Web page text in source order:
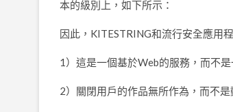
本的級別上，如下所示：
因此，KITESTRING和流行安全應用
1）這是一個基於Web的服務，而不
2）關閉用戶的作品無所作為，而不是